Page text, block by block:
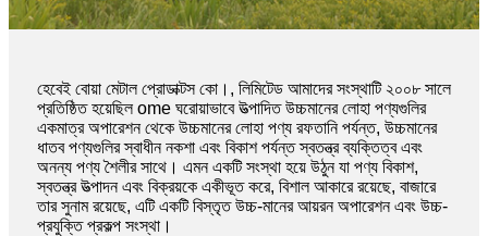
হেবেই বোয়া মেটাল প্রোডাক্টস কো।, লিমিটেড আমাদের সংস্থাটি ২০০৮ সালে
প্রতিষ্ঠিত হয়েছিল ome ঘরোয়াভাবে উত্পাদিত উচ্চমানের লোহা পণ্যগুলির
একমাত্র অপারেশন থেকে উচ্চমানের লোহা পণ্য রফতানি পর্যন্ত, উচ্চমানের
ধাতব পণ্যগুলির স্বাধীন নকশা এবং বিকাশ পর্যন্ত স্বতন্ত্র ব্যক্তিত্ব এবং
অনন্য পণ্য শৈলীর সাথে। এমন একটি সংস্থা হয়ে উঠুন যা পণ্য বিকাশ,
স্বতন্ত্র উত্পাদন এবং বিক্রয়কে একীভূত করে, বিশাল আকারে রয়েছে, বাজারে
তার সুনাম রয়েছে, এটি একটি বিস্তৃত উচ্চ-মানের আয়রন অপারেশন এবং উচ্চ-
প্রযুক্তি প্রকল্প সংস্থা।